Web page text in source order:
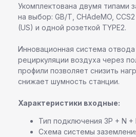
Укомплектована двумя типами
на выбор: GB/T, CHAdeMO,
(US) и одной розеткой TYPE2.
Инновационная система
рециркуляции воздуха через
профили позволяет снизить
снижает шумность станции.
Характеристики входные:
Тип подключения 3P + N +
Схема системы